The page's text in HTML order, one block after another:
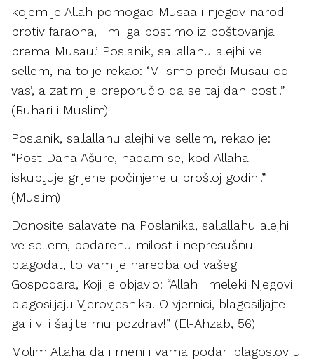
kojem je Allah pomogao Musaa i njegov narod
protiv faraona, i mi ga postimo iz poštovanja
prema Musau.’ Poslanik, sallallahu alejhi ve
sellem, na to je rekao: ‘Mi smo preči Musau od
vas’, a zatim je preporučio da se taj dan posti.”
(Buhari i Muslim)
Poslanik, sallallahu alejhi ve sellem, rekao je:
“Post Dana Ašure, nadam se, kod Allaha
iskupljuje grijehe počinjene u prošloj godini.”
(Muslim)
Donosite salavate na Poslanika, sallallahu alejhi
ve sellem, podarenu milost i nepresušnu
blagodat, to vam je naredba od vašeg
Gospodara, Koji je objavio: “Allah i meleki Njegovi
blagosiljaju Vjerovjesnika. O vjernici, blagosiljajte
ga i vi i šaljite mu pozdrav!” (El-Ahzab, 56)
Molim Allaha da i meni i vama podari blagoslov u